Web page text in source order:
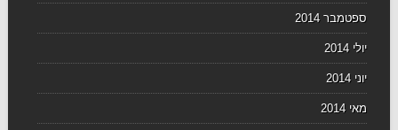
ספטמבר 2014
יולי 2014
יוני 2014
מאי 2014